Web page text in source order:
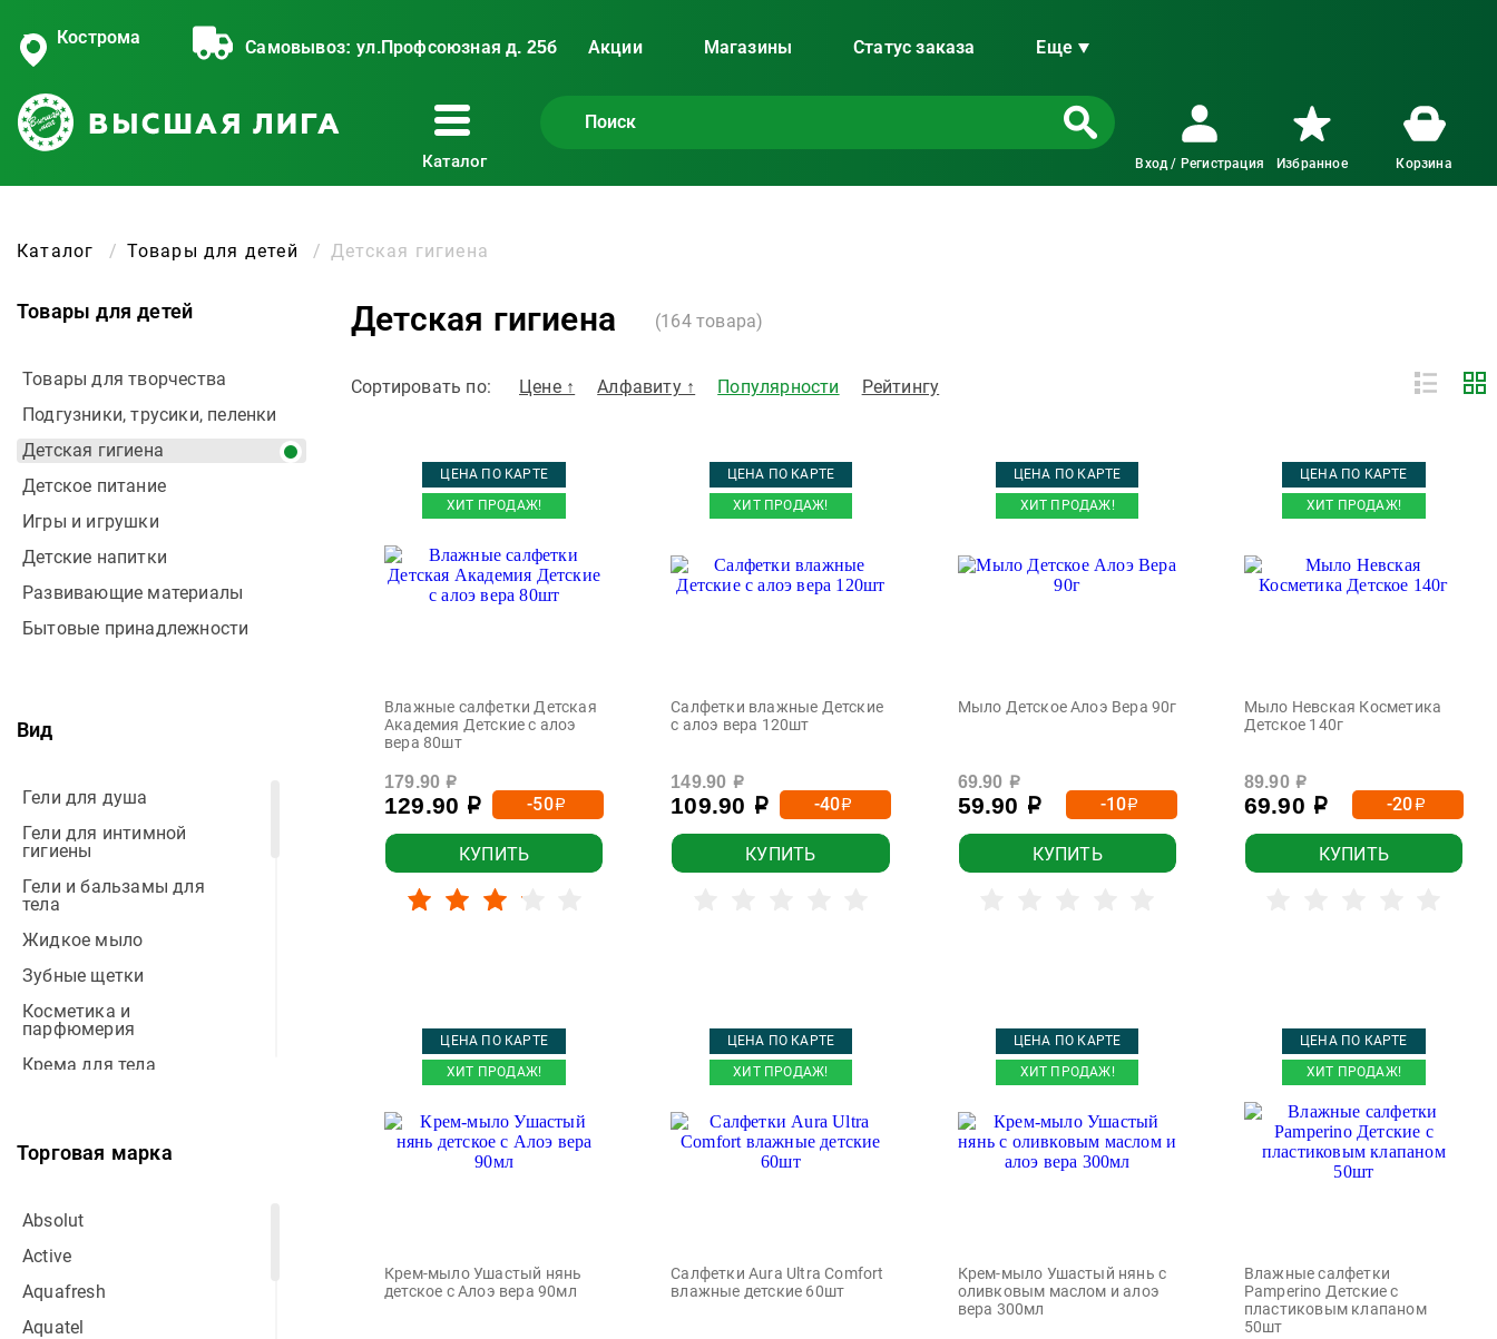
Кострома
Самовывоз: ул.Профсоюзная д. 25б Акции Магазины Статус заказа Еще
Каталог Вход / Регистрация Избранное Корзина
Каталог Товары для детей Детская гигиена
Товары для детей
Товары для творчества
Подгузники, трусики, пеленки
Детская гигиена
Детское питание
Игры и игрушки
Детские напитки
Развивающие материалы
Бытовые принадлежности
Вид
Гели для душа
Гели для интимной
гигиены
Гели и бальзамы для
тела
Жидкое мыло
Зубные щетки
Косметика и
парфюмерия
Крема для тела
Мыло туалетное
Торговая марка
Absolut
Active
Aquafresh
Aquatel
Детская гигиена (164товара)
Сортировать по: Цене ↑ Алфавиту ↑ Популярности Рейтингу
ЦЕНА ПО КАРТЕ
ХИТ ПРОДАЖ!
Влажные салфетки Детская
Академия Детские с алоэ
вера 80шт
179.90 р
129.90 р -50р
КУПИТЬ
ЦЕНА ПО КАРТЕ
ХИТ ПРОДАЖ!
Салфетки влажные Детские
с алоэ вера 120шт
149.90 р
109.90 р -40р
КУПИТЬ
ЦЕНА ПО КАРТЕ
ХИТ ПРОДАЖ!
Мыло Детское Алоэ Вера 90г
69.90 р
59.90 р -10р
КУПИТЬ
ЦЕНА ПО КАРТЕ
ХИТ ПРОДАЖ!
Мыло Невская Косметика
Детское 140г
89.90 р
69.90 р -20р
КУПИТЬ
ЦЕНА ПО КАРТЕ
ХИТ ПРОДАЖ!
Крем-мыло Ушастый нянь
детское с Алоэ вера 90мл
ЦЕНА ПО КАРТЕ
ХИТ ПРОДАЖ!
Салфетки Aura Ultra Comfort
влажные детские 60шт
ЦЕНА ПО КАРТЕ
ХИТ ПРОДАЖ!
Крем-мыло Ушастый нянь с
оливковым маслом и алоэ
вера 300мл
ЦЕНА ПО КАРТЕ
ХИТ ПРОДАЖ!
Влажные салфетки
Pamperino Детские с
пластиковым клапаном
50шт